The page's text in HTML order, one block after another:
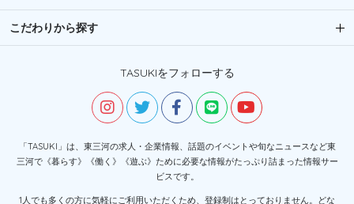
こだわりから探す
TASUKIをフォローする
「TASUKI」は、東三河の求人・企業情報、話題のイベントや旬なニュースなど東
三河で《暮らす》《働く》《遊ぶ》ために必要な情報がたっぷり詰まった情報サー
ビスです。
1人でも多くの方に気軽にご利用いただくため、登録制はとっておりません。どな